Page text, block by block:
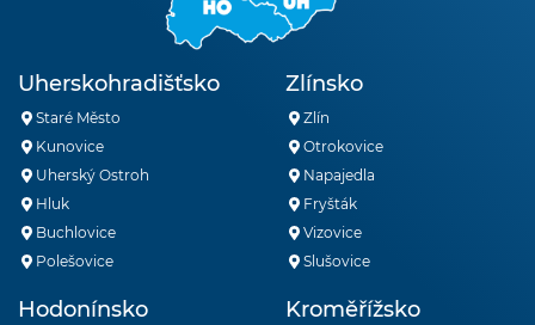
Uherskohradišťsko
Staré Město
Kunovice
Uherský Ostroh
Hluk
Buchlovice
Polešovice
Zlínsko
Zlín
Otrokovice
Napajedla
Fryšták
Vizovice
Slušovice
Hodonínsko Kroměřížsko